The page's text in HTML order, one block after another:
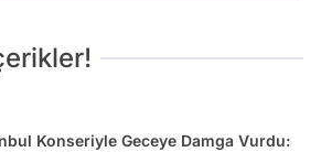
Konseriyle Geceye Damga Vurdu: